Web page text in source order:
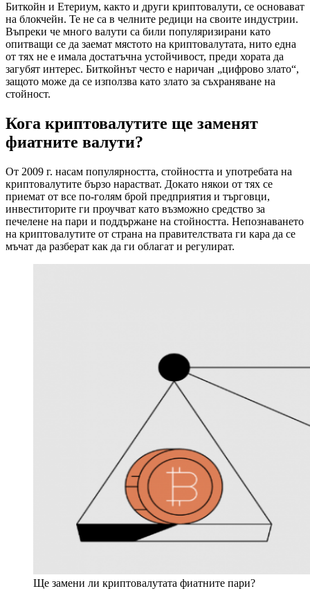
Биткойн и Етериум, както и други криптовалути, се основават
на блокчейн. Те не са в челните редици на своите индустрии.
Въпреки че много валути са били популяризирани като
опитващи се да заемат мястото на криптовалутата, нито една
от тях не е имала достатъчна устойчивост, преди хората да
загубят интерес. Биткойнът често е наричан „цифрово злато“,
защото може да се използва като злато за съхраняване на
стойност.
Кога криптовалутите ще заменят
фиатните валути?
От 2009 г. насам популярността, стойността и употребата на
криптовалутите бързо нарастват. Докато някои от тях се
приемат от все по-голям брой предприятия и търговци,
инвеститорите ги проучват като възможно средство за
печелене на пари и поддържане на стойността. Непознаването
на криптовалутите от страна на правителствата ги кара да се
мъчат да разберат как да ги облагат и регулират.
Ще замени ли криптовалутата фиатните пари?